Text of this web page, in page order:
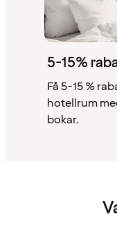
5-15%
Få 5-15 %
hotellrum
bokar.